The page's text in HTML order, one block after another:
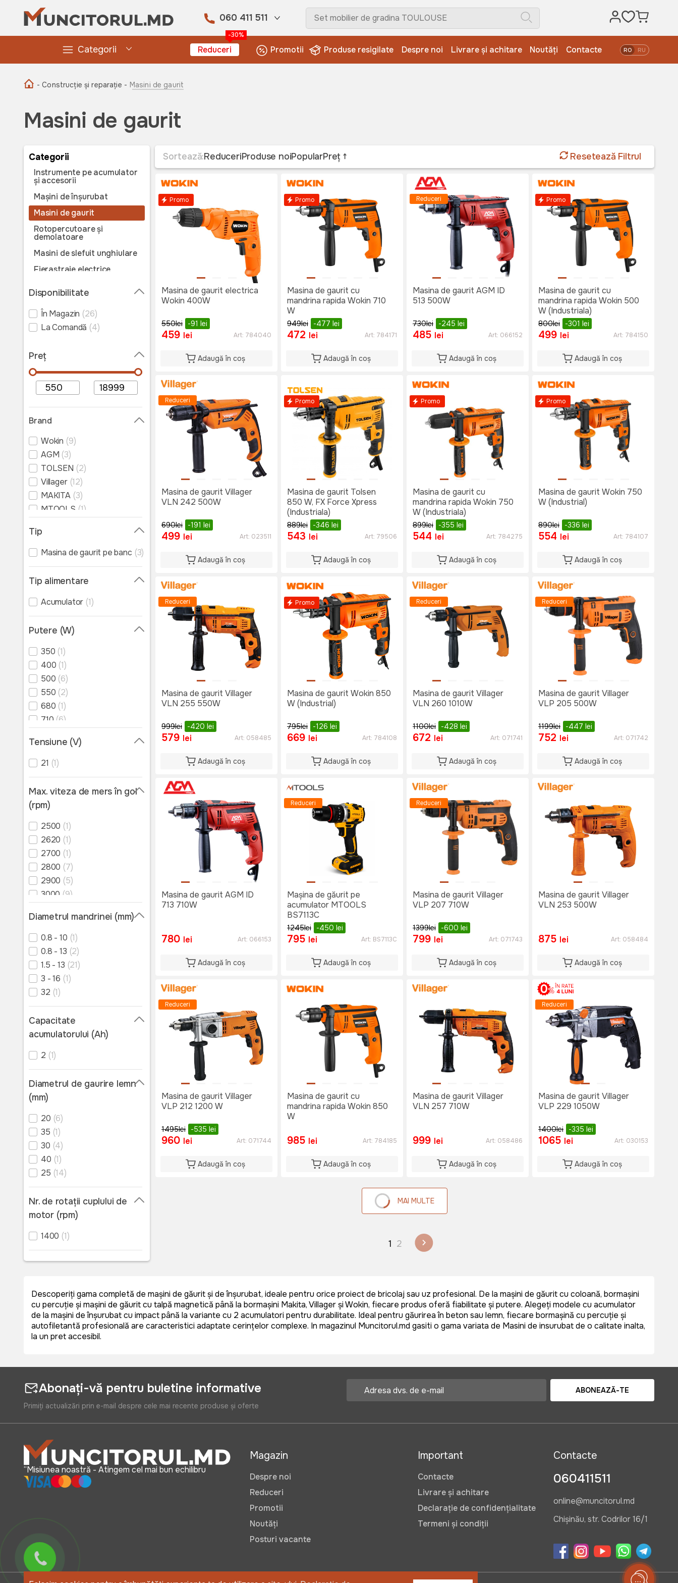
060 411 511
Categorii
-30%
Reduceri Promotii Produse resigilate Despre noi Livrare și achitare Noutăți Contacte RO RU
- Construcție și reparație - Masini de gaurit
Masini de gaurit
Categorii
Instrumente pe acumulator
și accesorii
Mașini de înșurubat
Masini de gaurit
Rotopercutoare și
demolatoare
Masini de slefuit unghiulare
Fierastraie electrice
circulare/stationare
Polizoare electrice
Suflante de aer cald
prelucrarea lemnului
Multifunctionale
Pistoale de vopsit
Vibratoare beton
Genti pentru instrumente
Burghii și carote
Discuri
Foi si banda pentru slefuit
Accesorii pentru
instrumente electrice
Piese de schimb pentru
scule electrice
Instrumente manuale
Disponibilitate
În Magazin (26)
La Comandă (4)
Preț
Brand
Wokin (9)
AGM (3)
TOLSEN (2)
Villager (12)
MAKITA (3)
MTOOLS (1)
Tip
Masina de gaurit pe banc (3)
Tip alimentare
Acumulator (1)
Putere (W)
350 (1)
400 (1)
500 (6)
550 (2)
680 (1)
710 (6)
850 (3)
900 (1)
1050 (2)
1200
Tensiune (V)
21 (1)
Max. viteza de mers în gol
(rpm)
2500 (1)
2620 (1)
2700 (1)
2800 (7)
2900 (5)
3000 (9)
3800 (1)
Diametrul mandrinei (mm)
0.8 - 10 (1)
0.8 - 13 (2)
1.5 - 13 (21)
3 - 16 (1)
32 (1)
Capacitate
acumulatorului (Ah)
2 (1)
Diametrul de gaurire lemn
(mm)
20 (6)
35 (1)
30 (4)
40 (1)
25 (14)
Nr. de rotații cuplului de
motor (rpm)
1400 (1)
Sortează:ReduceriProduse noiPopularPreț Resetează Filtrul
Promo
Masina de gaurit electrica
Wokin 400W
550lei -91 lei
459 lei Art: 784040
Adaugă în coș
Promo
Masina de gaurit cu
mandrina rapida Wokin 710
W
949lei -477 lei
472 lei Art: 784171
Adaugă în coș
Reduceri
Masina de gaurit AGM ID
513 500W
730lei -245 lei
485 lei Art: 066152
Adaugă în coș
Promo
Masina de gaurit cu
mandrina rapida Wokin 500
W (Industriala)
800lei -301 lei
499 lei Art: 784150
Adaugă în coș
Reduceri
Masina de gaurit Villager
VLN 242 500W
690lei -191 lei
499 lei Art: 023511
Adaugă în coș
Promo
Masina de gaurit Tolsen
850 W, FX Force Xpress
(Industriala)
889lei -346 lei
543 lei Art: 79506
Adaugă în coș
Promo
Masina de gaurit cu
mandrina rapida Wokin 750
W (Industriala)
899lei -355 lei
544 lei Art: 784275
Adaugă în coș
Promo
Masina de gaurit Wokin 750
W (Industrial)
890lei -336 lei
554 lei Art: 784107
Adaugă în coș
Reduceri
Masina de gaurit Villager
VLN 255 550W
999lei -420 lei
579 lei Art: 058485
Adaugă în coș
Promo
Masina de gaurit Wokin 850
W (Industrial)
795lei -126 lei
669 lei Art: 784108
Adaugă în coș
Reduceri
Masina de gaurit Villager
VLN 260 1010W
1100lei -428 lei
672 lei Art: 071741
Adaugă în coș
Reduceri
Masina de gaurit Villager
VLP 205 500W
1199lei -447 lei
752 lei Art: 071742
Adaugă în coș
Masina de gaurit AGM ID
713 710W
780 lei Art: 066153
Adaugă în coș
Reduceri
Mașina de găurit pe
acumulator MTOOLS
BS7113C
1245lei -450 lei
795 lei Art: BS7113C
Adaugă în coș
Reduceri
Masina de gaurit Villager
VLP 207 710W
1399lei -600 lei
799 lei Art: 071743
Adaugă în coș
Masina de gaurit Villager
VLN 253 500W
875 lei Art: 058484
Adaugă în coș
Reduceri
Masina de gaurit Villager
VLP 212 1200 W
1495lei -535 lei
960 lei Art: 071744
Adaugă în coș
Masina de gaurit cu
mandrina rapida Wokin 850
W
985 lei Art: 784185
Adaugă în coș
Masina de gaurit Villager
VLN 257 710W
999 lei Art: 058486
Adaugă în coș
Reduceri
Masina de gaurit Villager
VLP 229 1050W
1400lei -335 lei
1065 lei Art: 030153
Adaugă în coș
MAI MULTE
1 2
Descoperiți gama completă de mașini de găurit și de înșurubat, ideale pentru orice proiect de bricolaj sau uz profesional. De la mașini de găurit cu coloană, bormașini
cu percuție și mașini de găurit cu talpă magnetică până la bormașini Makita, Villager și Wokin, fiecare produs oferă fiabilitate și putere. Alegeți modele cu acumulator
de la mașini de înșurubat cu impact până la variante cu 2 acumulatori pentru durabilitate. Ideal pentru găurirea în beton sau lemn, fiecare bormașină cu percuție și
autofiletantă profesională are caracteristici adaptate cerințelor complexe. In magazinul Muncitorul.md gasiti o gama variata de Masini de insurubat de o calitate inalta,
la un pret accesibil.
Abonați-vă pentru buletine informative
Primiți actualizări prin e-mail despre cele mai recente produse și oferte
ABONEAZĂ-TE
“Misiunea noastră - Atingem cel mai bun echilibru
Magazin
Despre noi
Reduceri
Promotii
Noutăți
Posturi vacante
Important
Contacte
Livrare și achitare
Declarație de confidențialitate
Termeni și condiții
Contacte
060411511
online@muncitorul.md
Chișinău, str. Codrilor 16/1